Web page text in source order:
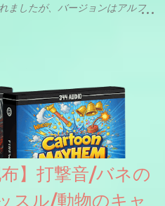
ましたが、バージョンはアルフ
調べたところによるとオープン
のようです。
布】打撃音/バネの
スル/動物のキャ